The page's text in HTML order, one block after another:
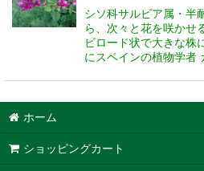
シソ科サルビア属・半
ら、次々と花を咲かせ
ビロード状で大きな株
にスペインの植物学者
ホーム
ショッピングカート